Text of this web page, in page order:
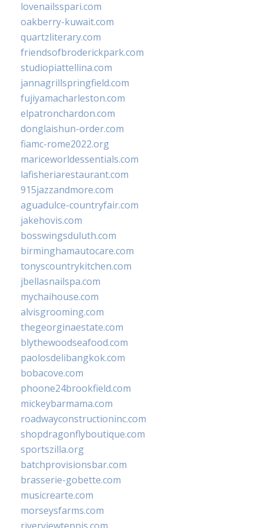
lovenailsspari.com
oakberry-kuwait.com
quartzliterary.com
friendsofbroderickpark.com
studiopiattellina.com
jannagrillspringfield.com
fujiyamacharleston.com
elpatronchardon.com
donglaishun-order.com
fiamc-rome2022.org
mariceworldessentials.com
lafisheriarestaurant.com
915jazzandmore.com
aguadulce-countryfair.com
jakehovis.com
bosswingsduluth.com
birminghamautocare.com
tonyscountrykitchen.com
jbellasnailspa.com
mychaihouse.com
alvisgrooming.com
thegeorginaestate.com
blythewoodseafood.com
paolosdelibangkok.com
bobacove.com
phoone24brookfield.com
mickeybarmama.com
roadwayconstructioninc.com
shopdragonflyboutique.com
sportszilla.org
batchprovisionsbar.com
brasserie-gobette.com
musicrearte.com
morseysfarms.com